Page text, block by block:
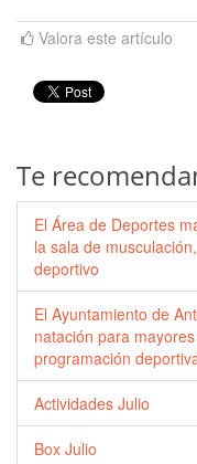
Valora este artículo
Te
El Área de Deportes
la sala de
deportivo
El Ayuntamiento de
natación para
programación
Actividades Julio
Box Julio